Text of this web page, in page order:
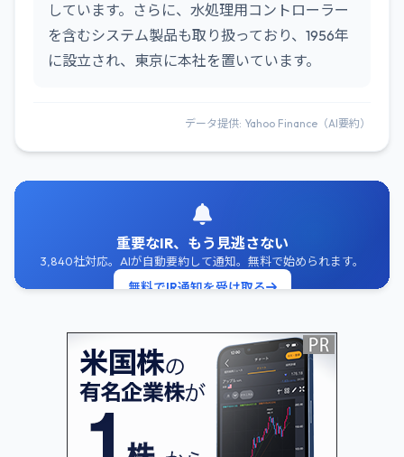
しています。さらに、水処理用コントローラー
を含むシステム製品も取り扱っており、1956年
に設立され、東京に本社を置いています。
データ提供: Yahoo Finance（AI要約）
重要なIR、もう見逃さない
3,840社対応。AIが自動要約して通知。無料で始められます。
無料でIR通知を受け取る